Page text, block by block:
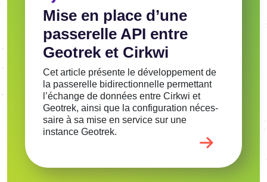
Mise en place d’une
passe­relle API entre
Geotrek et Cirkwi
Cet article présente le déve­lop­pe­ment de
la passe­relle bidi­rec­tion­nelle permet­tant
l’échange de données entre Cirkwi et
Geotrek, ainsi que la confi­gu­ra­tion néces­
saire à sa mise en service sur une
instance Geotrek.